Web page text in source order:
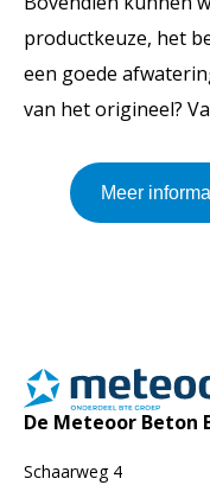
productkeuze, het
een goede
van het origineel?
Meer
De Meteoor Beton
Schaarweg 4